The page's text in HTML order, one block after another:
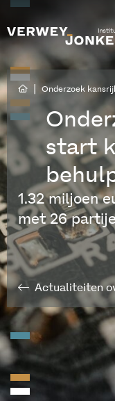
Onderzoek
start
1.32 miljoen
met 26
Actualiteiten